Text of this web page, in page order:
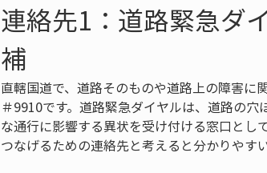
連絡先1：道路緊急ダ
補
直轄国道で、道路そのものや道路上の障害に
＃9910です。道路緊急ダイヤルは、道路の
な通行に影響する異状を受け付ける窓口とし
つなげるための連絡先と考えると分かりやすい